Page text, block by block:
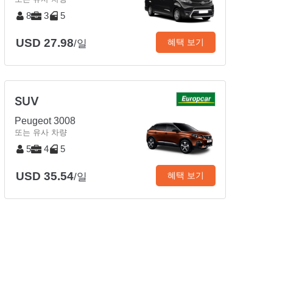
8 3 5
USD 27.98/일 혜택 보기
SUV
Peugeot 3008
또는 유사 차량
5 4 5
USD 35.54/일 혜택 보기